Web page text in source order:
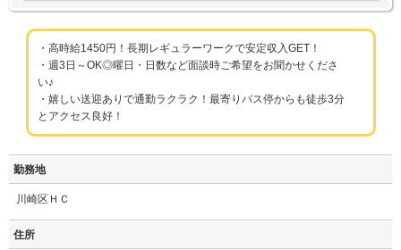
・高時給1450円！長期レギュラーワークで安定収入GET！
・週3日～OK◎曜日・日数など面談時ご希望をお聞かせくださ
い♪
・嬉しい送迎ありで通勤ラクラク！最寄りバス停からも徒歩3分
とアクセス良好！
勤務地
川崎区ＨＣ
住所